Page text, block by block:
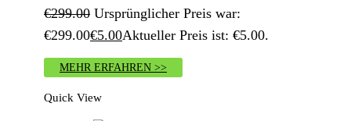
€299.00 Ursprünglicher Preis war:
€299.00€5.00Aktueller Preis ist: €5.00.
MEHR ERFAHREN >>
Quick View